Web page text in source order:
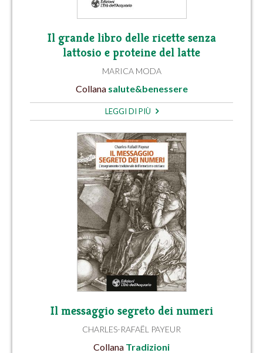
Il grande libro delle ricette senza
lattosio e proteine del latte
MARICA MODA
Collana salute&benessere
LEGGI DI PIÙ
Il messaggio segreto dei numeri
CHARLES-RAFAËL PAYEUR
Collana Tradizioni